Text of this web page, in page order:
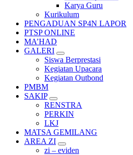
Karya Guru
Kurikulum
PENGADUAN SP4N LAPOR
PTSP ONLINE
MA’HAD
GALERI
Siswa Berprestasi
Kegiatan Upacara
Kegiatan Outbond
PMBM
SAKIP
RENSTRA
PERKIN
LKJ
MATSA GEMILANG
AREA ZI
zi – eviden